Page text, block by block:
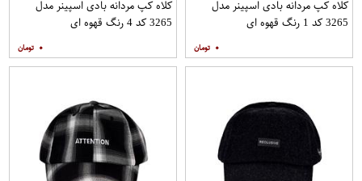
کلاه کپ مردانه بادی اسپینر مدل
3265 کد 1 رنگ قهوه ای
۰
کلاه کپ مردانه بادی اسپینر مدل
3265 کد 4 رنگ قهوه ای
۰